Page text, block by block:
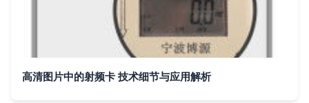
高清图片中的射频卡 技术细节与应用解析